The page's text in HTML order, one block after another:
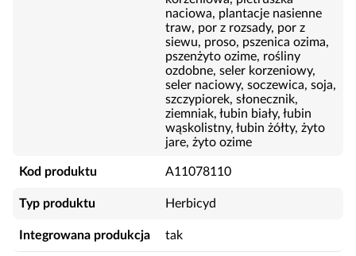
naciowa, plantacje nasienne
traw, por z rozsady, por z
siewu, proso, pszenica ozima,
pszenżyto ozime, rośliny
ozdobne, seler korzeniowy,
seler naciowy, soczewica, soja,
szczypiorek, słonecznik,
ziemniak, łubin biały, łubin
wąskolistny, łubin żółty, żyto
jare, żyto ozime
Kod produktu A11078110
Typ produktu Herbicyd
Integrowana produkcja tak